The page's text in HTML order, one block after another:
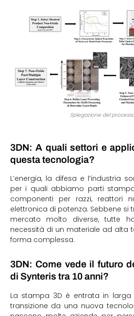
Spiegazione del processo
3DN: A quali settori e
questa tecnologia?
L’energia, la difesa e l’industria
per i quali abbiamo parti
componenti per razzi, reattori
elettronica di potenza. Sebbene si
mercato molto diverse, tutte
necessità di un materiale ad alta
forma complessa.
3DN: Come vede il futuro
di Synteris tra 10 anni?
La stampa 3D è entrata in
transizione da una nuova